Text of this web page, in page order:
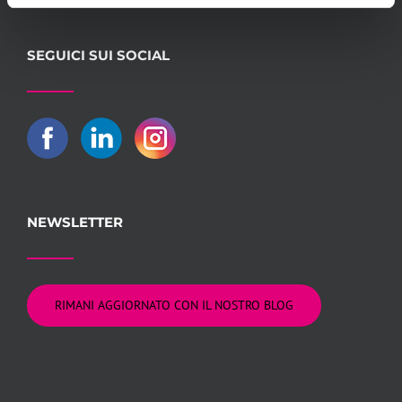
SEGUICI SUI SOCIAL
NEWSLETTER
RIMANI AGGIORNATO CON IL NOSTRO BLOG